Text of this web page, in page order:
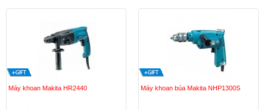
Máy khoan Makita HR2440 Máy khoan búa Makita NHP1300S